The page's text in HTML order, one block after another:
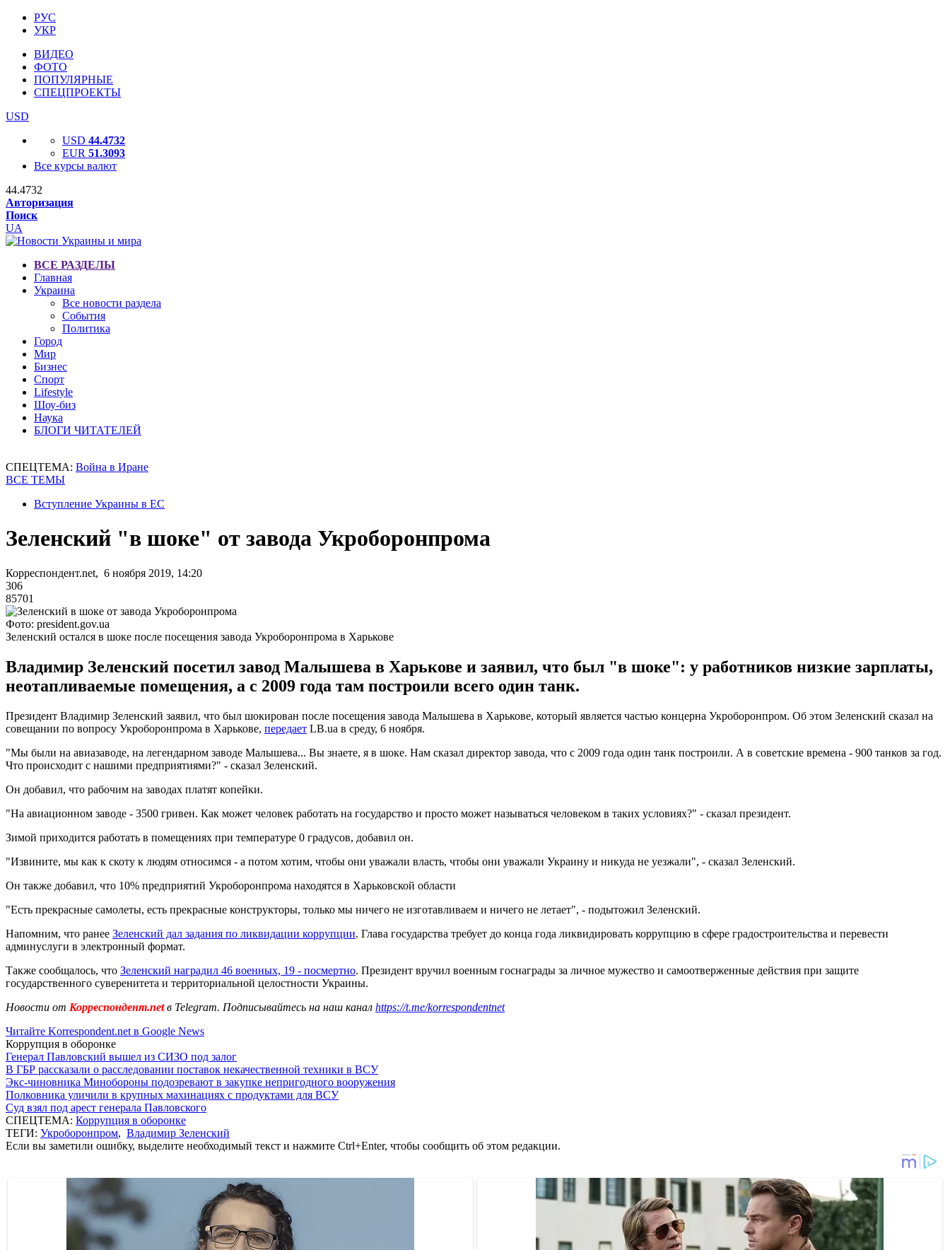
РУС
УКР
ВИДЕО
ФОТО
ПОПУЛЯРНЫЕ
СПЕЦПРОЕКТЫ
USD
USD 44.4732
EUR 51.3093
Все курсы валют
44.4732
Авторизация
Поиск
UA
ВСЕ РАЗДЕЛЫ
Главная
Украина
Все новости раздела
События
Политика
Город
Мир
Бизнес
Спорт
Lifestyle
Шоу-биз
Наука
БЛОГИ ЧИТАТЕЛЕЙ
СПЕЦТЕМА: Война в Иране
ВСЕ ТЕМЫ
Вступление Украины в ЕС
Зеленский "в шоке" от завода Укроборонпрома
Корреспондент.net, 6 ноября 2019, 14:20
306
85701
Фото: president.gov.ua
Зеленский остался в шоке после посещения завода Укроборонпрома в Харькове
Владимир Зеленский посетил завод Малышева в Харькове и заявил, что был "в шоке": у работников низкие зарплаты,
неотапливаемые помещения, а с 2009 года там построили всего один танк.
Президент Владимир Зеленский заявил, что был шокирован после посещения завода Малышева в Харькове, который является частью концерна Укроборонпром. Об этом Зеленский сказал на
совещании по вопросу Укроборонпрома в Харькове, передает LB.ua в среду, 6 ноября.
"Мы были на авиазаводе, на легендарном заводе Малышева... Вы знаете, я в шоке. Нам сказал директор завода, что с 2009 года один танк построили. А в советские времена - 900 танков за год.
Что происходит с нашими предприятиями?" - сказал Зеленский.
Он добавил, что рабочим на заводах платят копейки.
"На авиационном заводе - 3500 гривен. Как может человек работать на государство и просто может называться человеком в таких условиях?" - сказал президент.
Зимой приходится работать в помещениях при температуре 0 градусов, добавил он.
"Извините, мы как к скоту к людям относимся - а потом хотим, чтобы они уважали власть, чтобы они уважали Украину и никуда не уезжали", - сказал Зеленский.
Он также добавил, что 10% предприятий Укроборонпрома находятся в Харьковской области
"Есть прекрасные самолеты, есть прекрасные конструкторы, только мы ничего не изготавливаем и ничего не летает", - подытожил Зеленский.
Напомним, что ранее Зеленский дал задания по ликвидации коррупции. Глава государства требует до конца года ликвидировать коррупцию в сфере градостроительства и перевести
админуслуги в электронный формат.
Также сообщалось, что Зеленский наградил 46 военных, 19 - посмертно. Президент вручил военным госнаграды за личное мужество и самоотверженные действия при защите
государственного суверенитета и территориальной целостности Украины.
Новости от Корреспондент.netв Telegram. Подписывайтесь на наш канал https://t.me/korrespondentnet
Читайте Korrespondent.net в Google News
Коррупция в оборонке
Генерал Павловский вышел из СИЗО под залог
В ГБР рассказали о расследовании поставок некачественной техники в ВСУ
Экс-чиновника Минобороны подозревают в закупке непригодного вооружения
Полковника уличили в крупных махинациях с продуктами для ВСУ
Суд взял под арест генерала Павловского
СПЕЦТЕМА: Коррупция в оборонке
ТЕГИ: Укроборонпром, Владимир Зеленский
Если вы заметили ошибку, выделите необходимый текст и нажмите Ctrl+Enter, чтобы сообщить об этом редакции.